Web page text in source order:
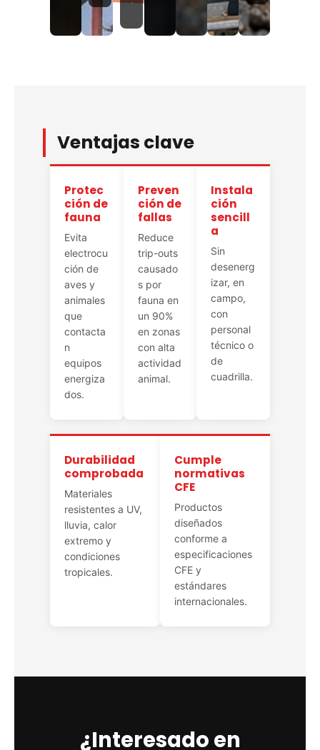
Ventajas clave
Protec
ción de
fauna
Evita
electrocu
ción de
aves y
animales
que
contacta
n
equipos
energiza
dos.
Preven
ción de
fallas
Reduce
trip-outs
causado
s por
fauna en
un 90%
en zonas
con alta
actividad
animal.
Instala
ción
sencill
a
Sin
desenerg
izar, en
campo,
con
personal
técnico o
de
cuadrilla.
Durabilidad
comprobada
Materiales
resistentes a UV,
lluvia, calor
extremo y
condiciones
tropicales.
Cumple
normativas
CFE
Productos
diseñados
conforme a
especificaciones
CFE y
estándares
internacionales.
¿Interesado en